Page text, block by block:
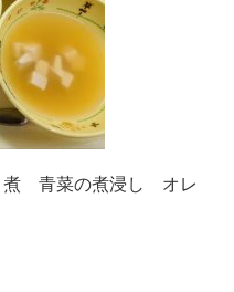
青菜の煮浸し オレ